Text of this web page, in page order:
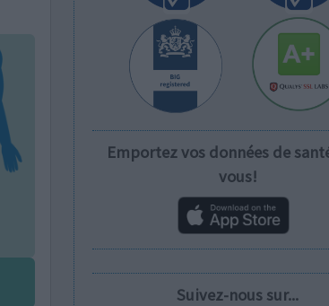
Emportez vos données de
vous!
Suivez-nous sur...